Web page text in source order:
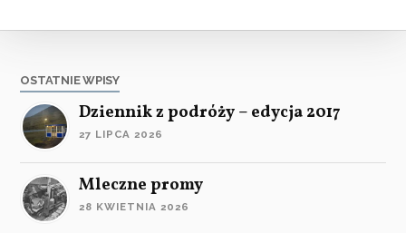
OSTATNIE WPISY
Dziennik z podróży – edycja 2017
27 LIPCA 2026
Mleczne promy
28 KWIETNIA 2026